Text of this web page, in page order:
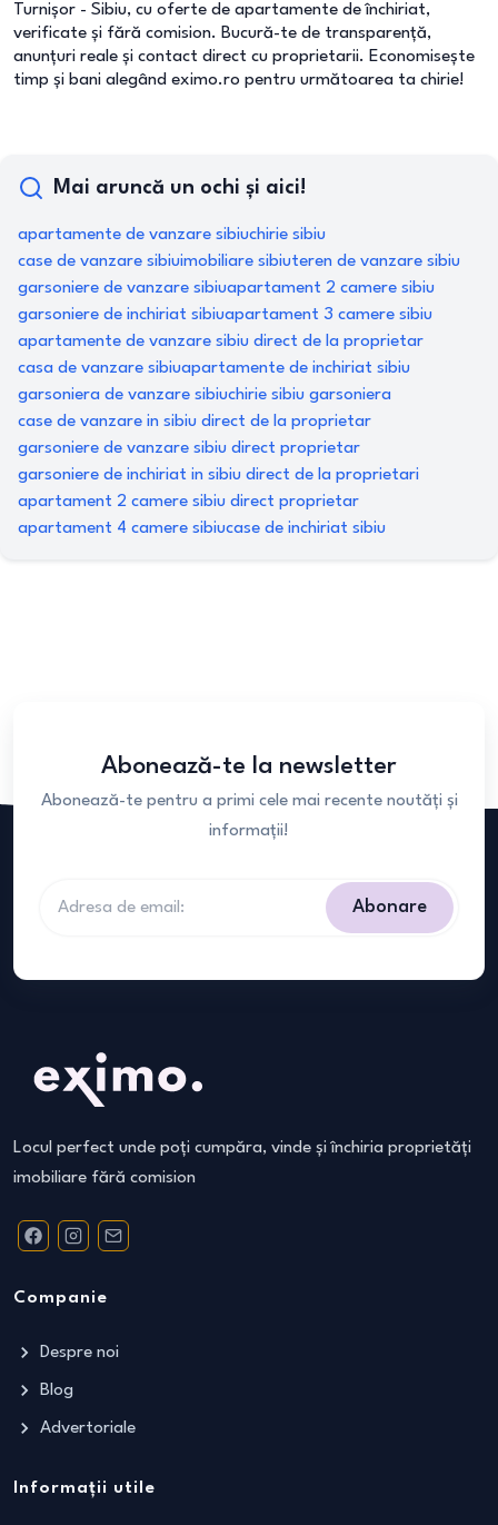
Turnișor - Sibiu, cu oferte de apartamente de închiriat,
verificate și fără comision. Bucură-te de transparență,
anunțuri reale și contact direct cu proprietarii. Economisește
timp și bani alegând eximo.ro pentru următoarea ta chirie!
Mai aruncă un ochi și aici!
apartamente de vanzare sibiuchirie sibiu
case de vanzare sibiuimobiliare sibiuteren de vanzare sibiu
garsoniere de vanzare sibiuapartament 2 camere sibiu
garsoniere de inchiriat sibiuapartament 3 camere sibiu
apartamente de vanzare sibiu direct de la proprietar
casa de vanzare sibiuapartamente de inchiriat sibiu
garsoniera de vanzare sibiuchirie sibiu garsoniera
case de vanzare in sibiu direct de la proprietar
garsoniere de vanzare sibiu direct proprietar
garsoniere de inchiriat in sibiu direct de la proprietari
apartament 2 camere sibiu direct proprietar
apartament 4 camere sibiucase de inchiriat sibiu
Abonează-te la newsletter
Abonează-te pentru a primi cele mai recente noutăți și
informații!
Abonare
Locul perfect unde poți cumpăra, vinde și închiria proprietăți
imobiliare fără comision
Companie
Despre noi
Blog
Advertoriale
Informații utile